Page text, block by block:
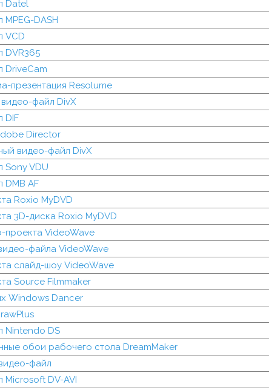
Datel
DASH
VCD
DVR365
DriveCam
презентация Resolume
файл DivX
DIF
Director
видео-файл DivX
Sony VDU
DMB AF
Roxio MyDVD
3D-диска Roxio MyDVD
проекта VideoWave
файла VideoWave
слайд-шоу VideoWave
Source Filmmaker
Windows Dancer
Nintendo DS
обои рабочего стола DreamMaker
файл
DV-AVI